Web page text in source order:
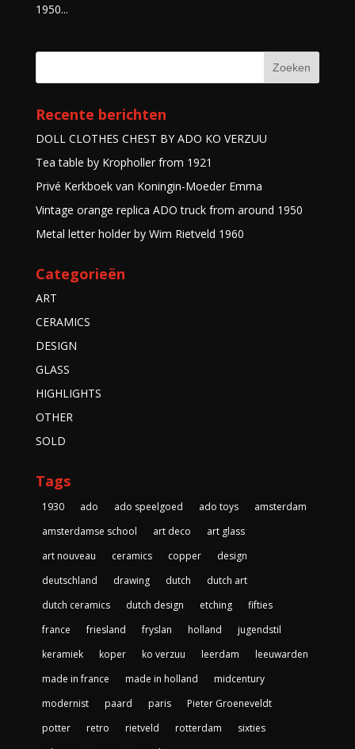
1950...
Recente berichten
DOLL CLOTHES CHEST BY ADO KO VERZUU
Tea table by Kropholler from 1921
Privé Kerkboek van Koningin-Moeder Emma
Vintage orange replica ADO truck from around 1950
Metal letter holder by Wim Rietveld 1960
Categorieën
ART
CERAMICS
DESIGN
GLASS
HIGHLIGHTS
OTHER
SOLD
Tags
1930 ado ado speelgoed ado toys
amsterdam
amsterdamse school
art deco
art glass
art nouveau
ceramics copper
design
deutschland
drawing dutch
dutch art
dutch ceramics
dutch design etching
fifties
france
friesland fryslan holland
jugendstil
keramiek
koper ko verzuu leerdam
leeuwarden
made in france
made in holland
midcentury
modernist
paard paris
Pieter Groeneveldt
potter
retro rietveld rotterdam
sixties